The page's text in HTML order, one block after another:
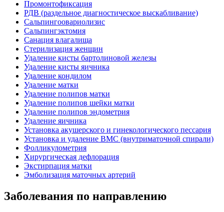
Промонтофиксация
РДВ (раздельное диагностическое выскабливание)
Сальпингоовариолизис
Сальпингэктомия
Санация влагалища
Стерилизация женщин
Удаление кисты бартолиновой железы
Удаление кисты яичника
Удаление кондилом
Удаление матки
Удаление полипов матки
Удаление полипов шейки матки
Удаление полипов эндометрия
Удаление яичника
Установка акушерского и гинекологического пессария
Установка и удаление ВМС (внутриматочной спирали)
Фолликулометрия
Хирургическая дефлорация
Экстирпация матки
Эмболизация маточных артерий
Заболевания по направлению